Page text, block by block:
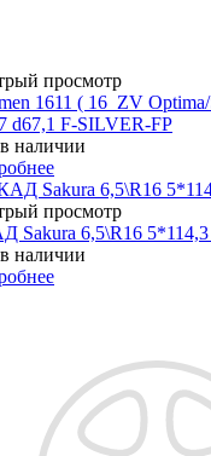
просмотр
1611 ( 16_ZV
d67,1 F-SILVER-FP
наличии
просмотр
Sakura 6,5\R16 5*114,3
наличии